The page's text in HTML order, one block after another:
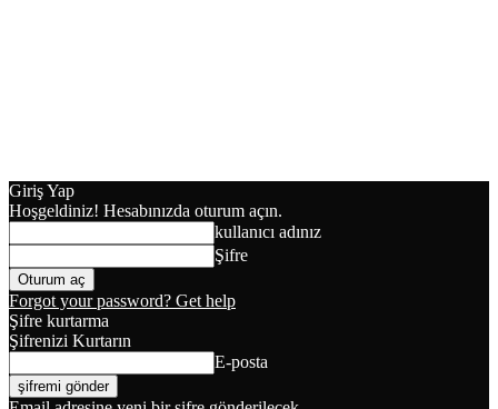
Giriş Yap
Hoşgeldiniz! Hesabınızda oturum açın.
kullanıcı adınız
Şifre
Forgot your password? Get help
Şifre kurtarma
Şifrenizi Kurtarın
E-posta